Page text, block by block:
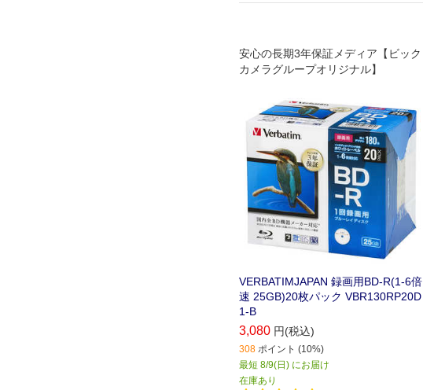
安心の長期3年保証メディア【ビック
カメラグループオリジナル】
VERBATIMJAPAN 録画用BD-R(1-6倍
速 25GB)20枚パック VBR130RP20D
1-B
3,080 円(税込)
308 ポイント (10%)
最短 8/9(日) にお届け
在庫あり